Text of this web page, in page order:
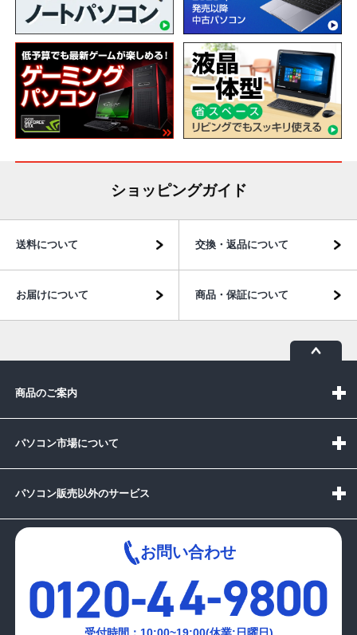
ショッピングガイド
送料について 交換・返品について
お届けについて 商品・保証について
商品のご案内
パソコン市場について
パソコン販売以外のサービス
お問い合わせ
受付時間：10:00~19:00(休業:日曜日)